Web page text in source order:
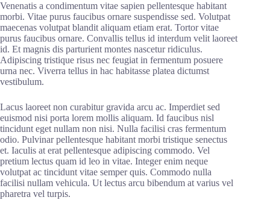
Venenatis a condimentum vitae sapien pellentesque habitant
morbi. Vitae purus faucibus ornare suspendisse sed. Volutpat
maecenas volutpat blandit aliquam etiam erat. Tortor vitae
purus faucibus ornare. Convallis tellus id interdum velit laoreet
id. Et magnis dis parturient montes nascetur ridiculus.
Adipiscing tristique risus nec feugiat in fermentum posuere
urna nec. Viverra tellus in hac habitasse platea dictumst
vestibulum.
Lacus laoreet non curabitur gravida arcu ac. Imperdiet sed
euismod nisi porta lorem mollis aliquam. Id faucibus nisl
tincidunt eget nullam non nisi. Nulla facilisi cras fermentum
odio. Pulvinar pellentesque habitant morbi tristique senectus
et. Iaculis at erat pellentesque adipiscing commodo. Vel
pretium lectus quam id leo in vitae. Integer enim neque
volutpat ac tincidunt vitae semper quis. Commodo nulla
facilisi nullam vehicula. Ut lectus arcu bibendum at varius vel
pharetra vel turpis.